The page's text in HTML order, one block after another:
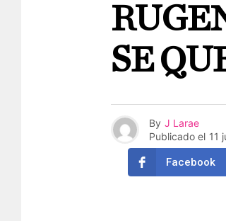
SE
By J Larae
Publicado el 11
Facebook